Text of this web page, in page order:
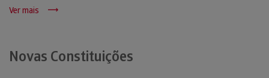
Ver mais
Novas Constituições